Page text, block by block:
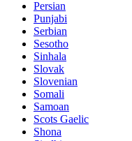
Persian
Punjabi
Serbian
Sesotho
Sinhala
Slovak
Slovenian
Somali
Samoan
Scots Gaelic
Shona